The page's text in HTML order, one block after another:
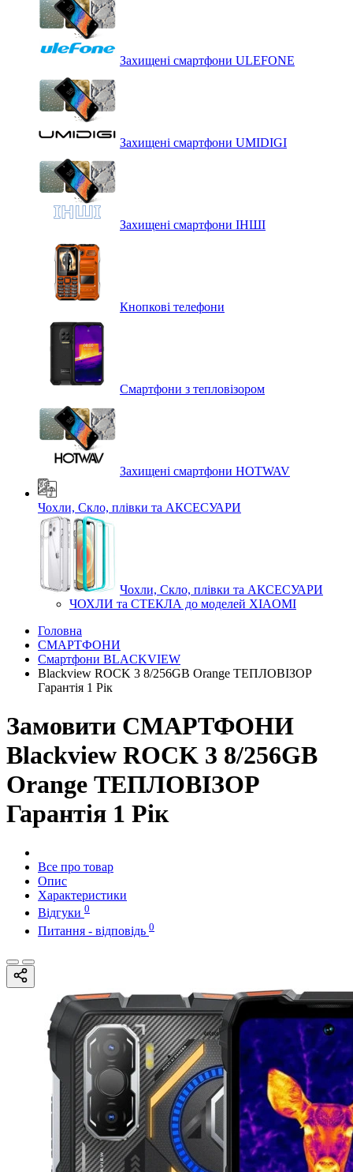
Захищені смартфони ULEFONE
Захищені смартфони UMIDIGI
Захищені смартфони ІНШІ
Кнопкові телефони
Смартфони з тепловізором
Захищені смартфони HOTWAV
Чохли, Скло, плівки та АКСЕСУАРИ
Чохли, Скло, плівки та АКСЕСУАРИ
ЧОХЛИ та СТЕКЛА до моделей XIAOMI
Головна
СМАРТФОНИ
Смартфони BLACKVIEW
Blackview ROCK 3 8/256GB Orange ТЕПЛОВІЗОР
Гарантія 1 Рік
Замовити СМАРТФОНИ
Blackview ROCK 3 8/256GB
Orange ТЕПЛОВІЗОР
Гарантія 1 Рік
Все про товар
Опис
Характеристики
Відгуки 0
Питання - відповідь 0